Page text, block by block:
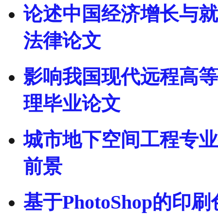
论述中国经济增长与
法律论文
影响我国现代远程高
理毕业论文
城市地下空间工程专
前景
基于PhotoShop的印